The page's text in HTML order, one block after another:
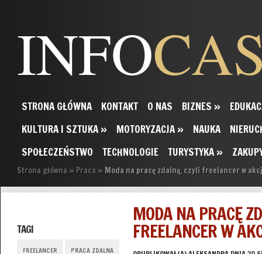
INFO
STRONA GŁÓWNA KONTAKT O NAS BIZNES »
KULTURA I SZTUKA » MOTORYZACJA » NAUKA
SPOŁECZEŃSTWO
TECHNOLOGIE TURYSTYKA »
Strona główna » Praca » Moda na pracę zdalną, czyli freelancer w
TAGI
FREELANCER PRACA ZDALNA
MODA NA PRACĘ
FREELANCER W